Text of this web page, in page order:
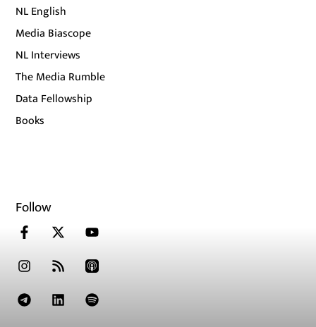
NL English
Media Biascope
NL Interviews
The Media Rumble
Data Fellowship
Books
Follow